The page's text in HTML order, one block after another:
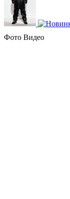
Фото Видео